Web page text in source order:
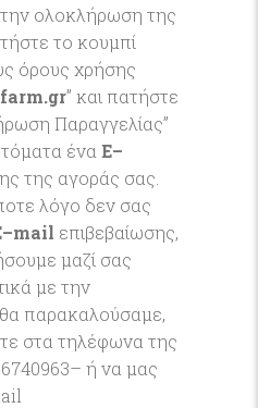
την ολοκλήρωση της
το κουμπί
όρους χρήσης
.gr” και πατήστε
Παραγγελίας”
ένα E–
της αγοράς σας.
λόγο δεν σας
–mail επιβεβαίωσης,
μαζί σας
με την
παρακαλούσαμε,
στα τηλέφωνα της
ή να μας